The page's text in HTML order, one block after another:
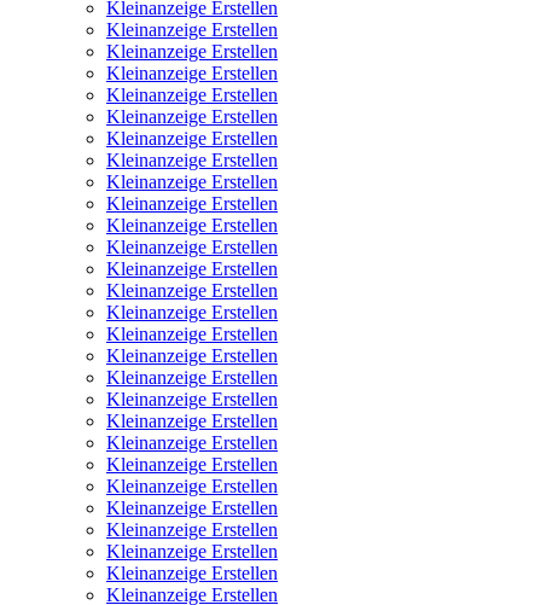
Kleinanzeige Erstellen
Kleinanzeige Erstellen
Kleinanzeige Erstellen
Kleinanzeige Erstellen
Kleinanzeige Erstellen
Kleinanzeige Erstellen
Kleinanzeige Erstellen
Kleinanzeige Erstellen
Kleinanzeige Erstellen
Kleinanzeige Erstellen
Kleinanzeige Erstellen
Kleinanzeige Erstellen
Kleinanzeige Erstellen
Kleinanzeige Erstellen
Kleinanzeige Erstellen
Kleinanzeige Erstellen
Kleinanzeige Erstellen
Kleinanzeige Erstellen
Kleinanzeige Erstellen
Kleinanzeige Erstellen
Kleinanzeige Erstellen
Kleinanzeige Erstellen
Kleinanzeige Erstellen
Kleinanzeige Erstellen
Kleinanzeige Erstellen
Kleinanzeige Erstellen
Kleinanzeige Erstellen
Kleinanzeige Erstellen